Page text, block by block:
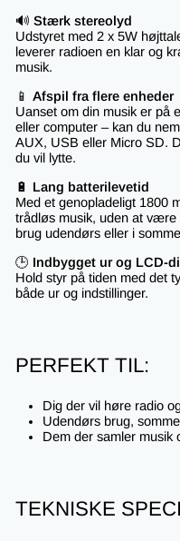
🔊 Stærk stereolyd
Udstyret med 2 x 5W
leverer radioen en klar og
musik.
📱 Afspil fra flere enheder
Uanset om din musik er på
eller computer – kan du
AUX, USB eller Micro SD.
du vil lytte.
🔋 Lang batterilevetid
Med et genopladeligt 1800
trådløs musik, uden at
brug udendørs eller i
🕒 Indbygget ur og LCD-
Hold styr på tiden med det
både ur og indstillinger.
PERFEKT TIL:
Dig der vil høre radio
Udendørs brug,
Dem der samler musik
TEKNISKE